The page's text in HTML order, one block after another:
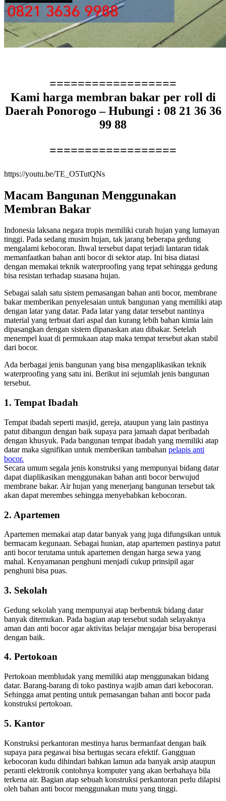
==================
Kami harga membran bakar per roll di
Daerah Ponorogo – Hubungi : 08 21 36 36
99 88
==================
https://youtu.be/TE_O5TutQNs
Macam Bangunan Menggunakan
Membran Bakar
Indonesia laksana negara tropis memiliki curah hujan yang lumayan
tinggi. Pada sedang musim hujan, tak jarang beberapa gedung
mengalami kebocoran. Ihwal tersebut dapat terjadi lantaran tidak
memanfaatkan bahan anti bocor di sektor atap. Ini bisa diatasi
dengan memakai teknik waterproofing yang tepat sehingga gedung
bisa resistan terhadap suasana hujan.
Sebagai salah satu sistem pemasangan bahan anti bocor, membrane
bakar memberikan penyelesaian untuk bangunan yang memiliki atap
dengan latar yang datar. Pada latar yang datar tersebut nantinya
material yang terbuat dari aspal dan kurang lebih bahan kimia lain
dipasangkan dengan sistem dipanaskan atau dibakar. Setelah
menempel kuat di permukaan atap maka tempat tersebut akan stabil
dari bocor.
Ada berbagai jenis bangunan yang bisa mengaplikasikan teknik
waterproofing yang satu ini. Berikut ini sejumlah jenis bangunan
tersebut.
1. Tempat Ibadah
Tempat ibadah seperti masjid, gereja, ataupun yang lain pastinya
patut dibangun dengan baik supaya para jamaah dapat beribadah
dengan khusyuk. Pada bangunan tempat ibadah yang memiliki atap
datar maka signifikan untuk memberikan tambahan pelapis anti
bocor.
Secara umum segala jenis konstruksi yang mempunyai bidang datar
dapat diaplikasikan menggunakan bahan anti bocor berwujud
membrane bakar. Air hujan yang menerjang bangunan tersebut tak
akan dapat merembes sehingga menyebabkan kebocoran.
2. Apartemen
Apartemen memakai atap datar banyak yang juga difungsikan untuk
bermacam kegunaan. Sebagai hunian, atap apartemen pastinya patut
anti bocor terutama untuk apartemen dengan harga sewa yang
mahal. Kenyamanan penghuni menjadi cukup prinsipil agar
penghuni bisa puas.
3. Sekolah
Gedung sekolah yang mempunyai atap berbentuk bidang datar
banyak ditemukan. Pada bagian atap tersebut sudah selayaknya
aman dan anti bocor agar aktivitas belajar mengajar bisa beroperasi
dengan baik.
4. Pertokoan
Pertokoan membludak yang memiliki atap menggunakan bidang
datar. Barang-barang di toko pastinya wajib aman dari kebocoran.
Sehingga amat penting untuk pemasangan bahan anti bocor pada
konstruksi pertokoan.
5. Kantor
Konstruksi perkantoran mestinya harus bermanfaat dengan baik
supaya para pegawai bisa bertugas secara efektif. Gangguan
kebocoran kudu dihindari bahkan lamun ada banyak arsip ataupun
peranti elektronik contohnya komputer yang akan berbahaya bila
terkena air. Bagian atap sebuah konstruksi perkantoran perlu dilapisi
oleh bahan anti bocor menggunakan mutu yang tinggi.